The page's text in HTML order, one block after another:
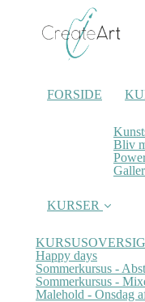
FORSIDE
Bliv
KURSER
Happy days
Sommerkursus -
Sommerkursus -
Malehold - Onsdag